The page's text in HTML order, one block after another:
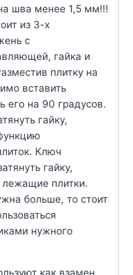
шва менее 1,5 мм!!!
из 3-х
с
гайка и
плитку на
вставить
его на 90 градусов.
гайку,
Ключ
гайку,
плитки.
больше, то стоит
нужного